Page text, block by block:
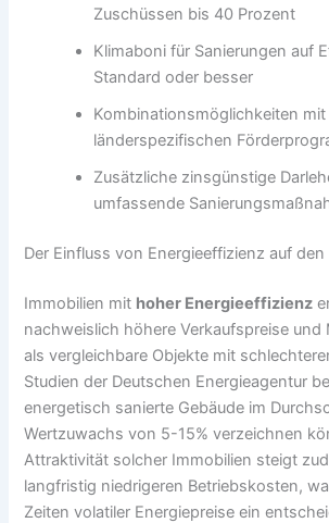
Zuschüssen bis 40 Prozent
Klimaboni für Sanierungen auf
Standard oder besser
Kombinationsmöglichkeiten mit
länderspezifischen
Zusätzliche zinsgünstige
umfassende
Der Einfluss von Energieeffizienz auf
Immobilien mit hoher Energieeffizienz
nachweislich höhere Verkaufspreise und
als vergleichbare Objekte mit
Studien der Deutschen Energieagentur
energetisch sanierte Gebäude im
Wertzuwachs von 5-15% verzeichnen
Attraktivität solcher Immobilien steigt
langfristig niedrigeren Betriebskosten,
Zeiten volatiler Energiepreise ein